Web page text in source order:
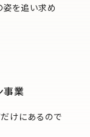
姿を追い求め
事業
けにあるので